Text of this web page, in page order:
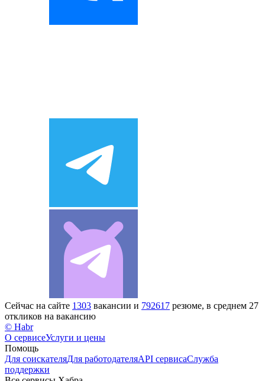
Сейчас на сайте 1303 вакансии и 792617 резюме, в среднем 27
откликов на вакансию
© Habr
О сервисеУслуги и цены
Помощь
Для соискателяДля работодателяAPI сервисаСлужба
поддержки